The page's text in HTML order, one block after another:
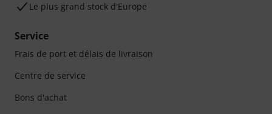
Le plus grand stock d'Europe
Service
Frais de port et délais de livraison
Centre de service
Bons d'achat